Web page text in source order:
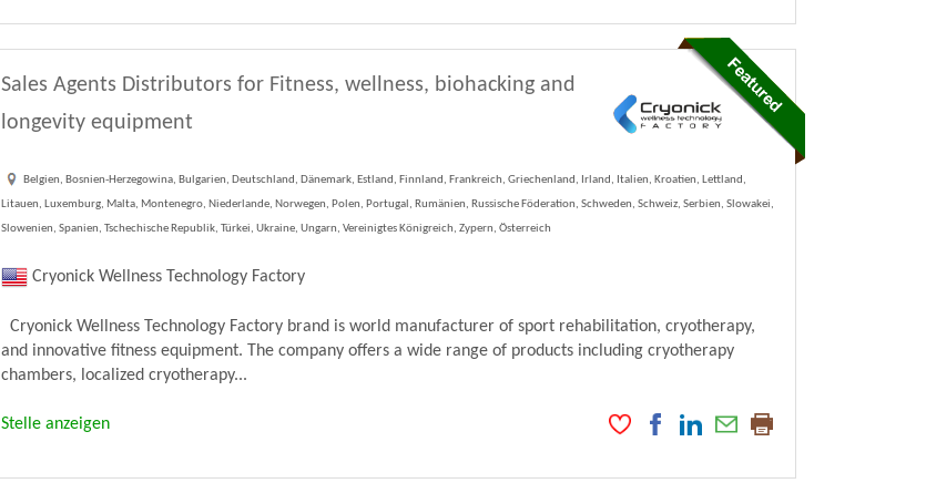
Sales Agents Distributors for Fitness, wellness, biohacking and
longevity equipment
Belgien, Bosnien-Herzegowina, Bulgarien, Deutschland, Dänemark, Estland, Finnland, Frankreich, Griechenland, Irland, Italien, Kroatien, Lettland,
Litauen, Luxemburg, Malta, Montenegro, Niederlande, Norwegen, Polen, Portugal, Rumänien, Russische Föderation, Schweden, Schweiz, Serbien, Slowakei,
Slowenien, Spanien, Tschechische Republik, Türkei, Ukraine, Ungarn, Vereinigtes Königreich, Zypern, Österreich
Cryonick Wellness Technology Factory
Cryonick Wellness Technology Factory brand is world manufacturer of sport rehabilitation, cryotherapy,
and innovative fitness equipment. The company offers a wide range of products including cryotherapy
chambers, localized cryotherapy...
Stelle anzeigen